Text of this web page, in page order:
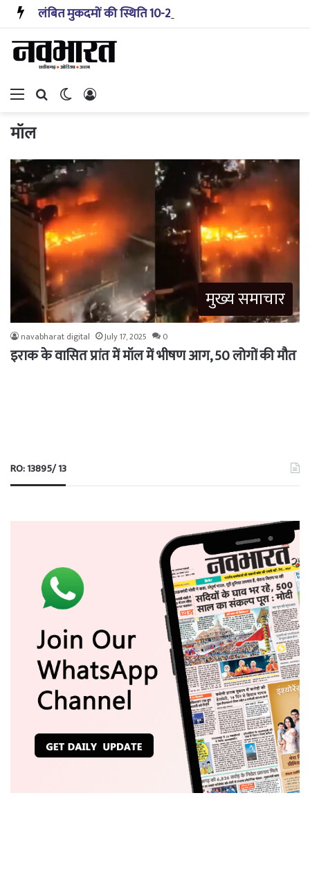
Menu Search forSwitch skin
मॉल
मुख्य समाचार
navabharat digital July 17, 2025 0
इराक के वासित प्रांत में मॉल में भीषण आग, 50 लोगों की मौत
RO: 13895/ 13